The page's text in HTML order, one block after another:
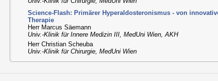
Science-Flash: Primärer Hyperaldosteronismus - von
Therapie
Herr Marcus Säemann
Univ.-Klinik für Innere Medizin III, MedUni Wien, AKH
Herr Christian Scheuba
Univ.-Klinik für Chirurgie, MedUni Wien